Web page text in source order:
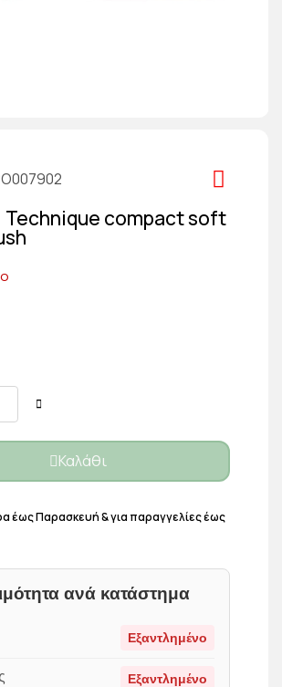
Technique compact soft
Καλάθι
έως Παρασκευή & για παραγγελίες έως
ανά κατάστημα
Εξαντλημένο
Εξαντλημένο